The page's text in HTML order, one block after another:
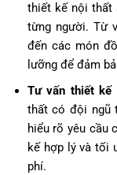
thiết kế nội thất
từng người. Từ
đến các món
lưỡng để đảm
Tư vấn thiết kế
thất có đội ngũ
hiểu rõ yêu cầu
kế hợp lý và tối
phí.